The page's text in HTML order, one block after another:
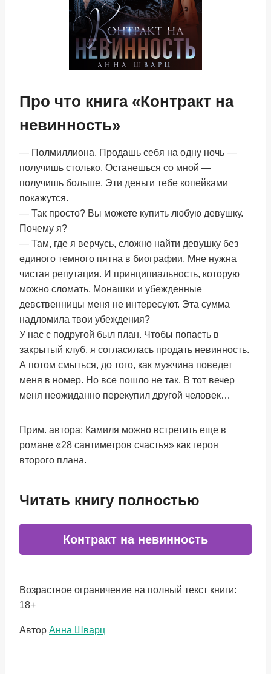
Про что книга «Контракт на
невинность»
— Полмиллиона. Продашь себя на одну ночь —
получишь столько. Останешься со мной —
получишь больше. Эти деньги тебе копейками
покажутся.
— Так просто? Вы можете купить любую девушку.
Почему я?
— Там, где я верчусь, сложно найти девушку без
единого темного пятна в биографии. Мне нужна
чистая репутация. И принципиальность, которую
можно сломать. Монашки и убежденные
девственницы меня не интересуют. Эта сумма
надломила твои убеждения?
‍У нас с подругой был план. Чтобы попасть в
закрытый клуб, я согласилась продать невинность.
А потом смыться, до того, как мужчина поведет
меня в номер. Но все пошло не так. В тот вечер
меня неожиданно перекупил другой человек…
Прим. автора: Камиля можно встретить еще в
романе «28 сантиметров счастья» как героя
второго плана.
Читать книгу полностью
Контракт на невинность
Возрастное ограничение на полный текст книги:
18+
Метки
Автор Анна Шварц